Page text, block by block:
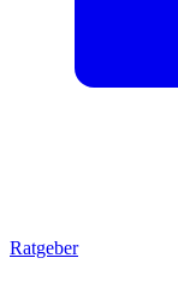
Ratgeber